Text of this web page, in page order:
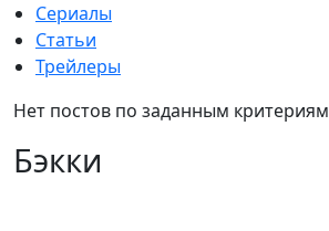
Сериалы
Статьи
Трейлеры
Нет постов по заданным критериям
Бэкки